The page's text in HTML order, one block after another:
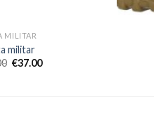
MILITAR
militar
€37.00